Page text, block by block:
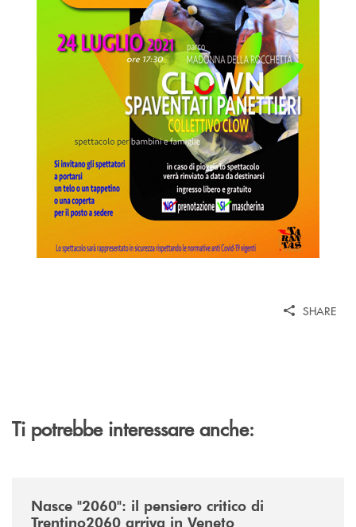
SHARE
Ti potrebbe interessare anche:
Nasce "2060": il pensiero critico di
Trentino2060 arriva in Veneto